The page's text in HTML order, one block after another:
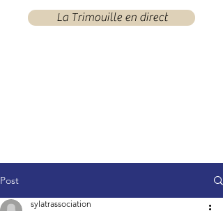
La Trimouille en direct
Post
sylatrassociation